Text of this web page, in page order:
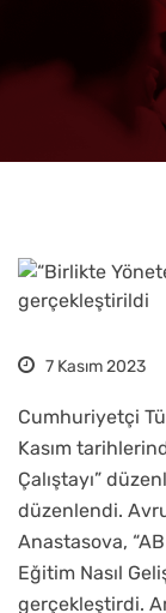
7 Kasım 2023
Cumhuriyetçi
Kasım
Çalıştayı”
düzenlendi.
Anastasova,
Eğitim Nasıl
gerçekleştirdi.